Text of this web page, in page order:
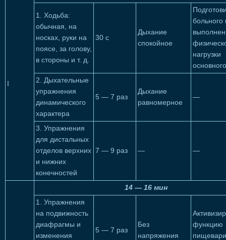
I
1. Ходьба:
обычная, на
носках, руки на
поясе, за голову,
в стороны и т. д.
30 с
Дыхание
спокойное
больного
нагрузки
2. Дыхательные
упражнения
дина­мического
характера
5 — 7 раз
Дыхание
равномерное
—
3. Упражнения
для дистальных
от­делов верхних
и нижних
конечностей
7 — 9 раз — —
14 — 16 мин
1. Упражнения
на подвижность
диафрагмы и
изменения
5 — 7 раз
Без
напряжения
функцию